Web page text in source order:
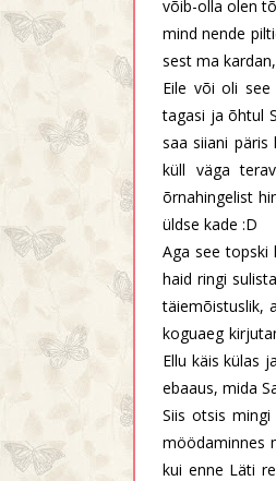
võib-olla olen
mind nende
sest ma
Eile või oli
tagasi ja õhtul
saa siiani
küll väga
õrnahingelist
üldse kade :D
Aga see topski
haid ringi
täiemõistuslik,
koguaeg
Ellu käis külas
ebaaus, mida
Siis otsis
möödaminnes
kui enne Läti